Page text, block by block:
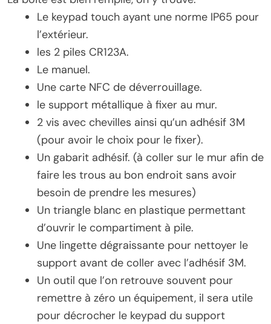
Le keypad touch ayant une norme IP65 pour
l’extérieur.
les 2 piles CR123A.
Le manuel.
Une carte NFC de déverrouillage.
le support métallique à fixer au mur.
2 vis avec chevilles ainsi qu’un adhésif 3M
(pour avoir le choix pour le fixer).
Un gabarit adhésif. (à coller sur le mur afin de
faire les trous au bon endroit sans avoir
besoin de prendre les mesures)
Un triangle blanc en plastique permettant
d’ouvrir le compartiment à pile.
Une lingette dégraissante pour nettoyer le
support avant de coller avec l’adhésif 3M.
Un outil que l’on retrouve souvent pour
remettre à zéro un équipement, il sera utile
pour décrocher le keypad du support